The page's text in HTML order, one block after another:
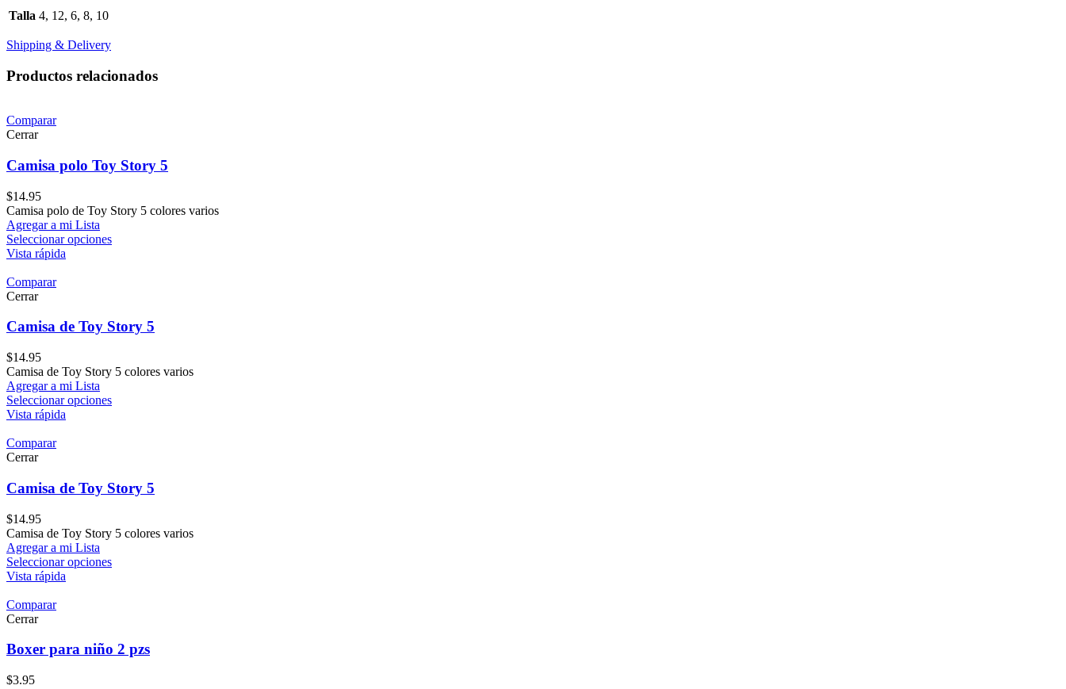
Talla 4, 12, 6, 8, 10
Shipping & Delivery
Productos relacionados
Comparar
Cerrar
Camisa polo Toy Story 5
$14.95
Camisa polo de Toy Story 5 colores varios
Agregar a mi Lista
Seleccionar opciones
Vista rápida
Comparar
Cerrar
Camisa de Toy Story 5
$14.95
Camisa de Toy Story 5 colores varios
Agregar a mi Lista
Seleccionar opciones
Vista rápida
Comparar
Cerrar
Camisa de Toy Story 5
$14.95
Camisa de Toy Story 5 colores varios
Agregar a mi Lista
Seleccionar opciones
Vista rápida
Comparar
Cerrar
Boxer para niño 2 pzs
$3.95